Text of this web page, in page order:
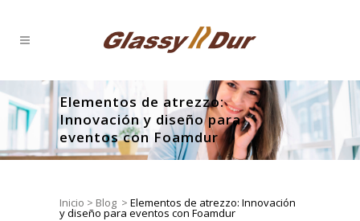
Elementos de atrezzo:
Innovación y diseño para
eventos con Foamdur
Inicio > Blog > Elementos de atrezzo: Innovación
y diseño para eventos con Foamdur